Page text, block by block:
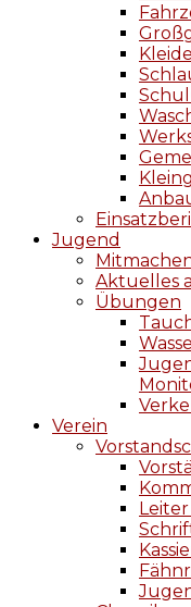
Jugend
Aktuelles
Übungen
Verein